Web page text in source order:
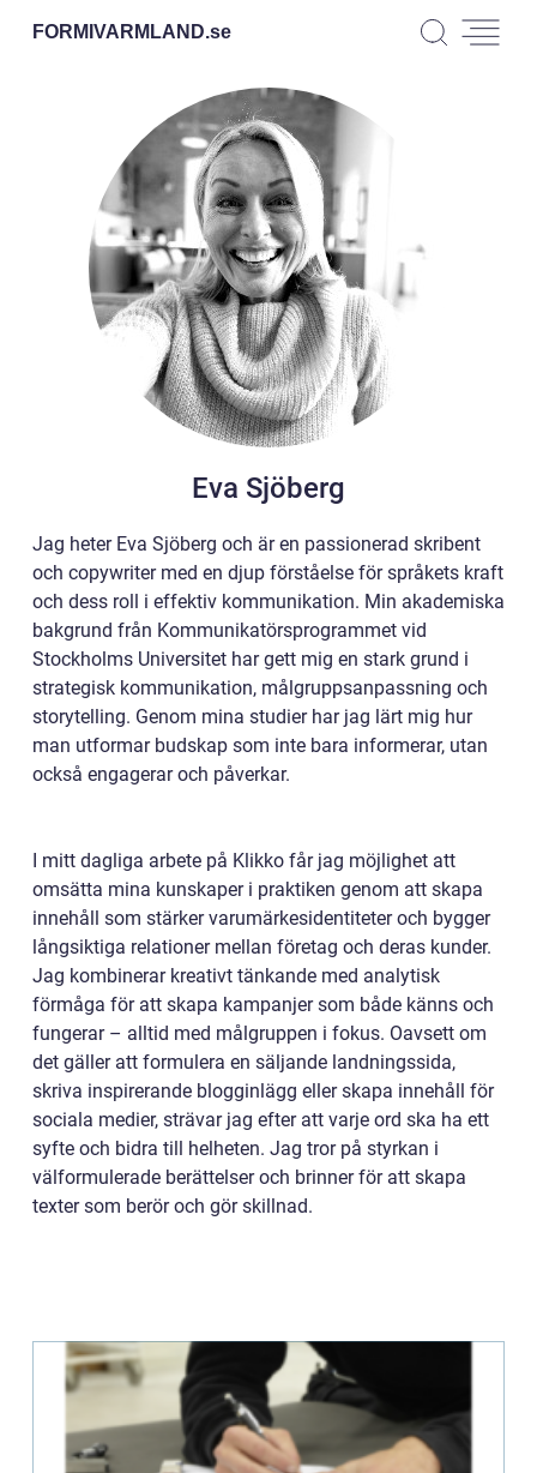
FORMIVARMLAND.se
Eva Sjöberg
Jag heter Eva Sjöberg och är en passionerad skribent
och copywriter med en djup förståelse för språkets kraft
och dess roll i effektiv kommunikation. Min akademiska
bakgrund från Kommunikatörsprogrammet vid
Stockholms Universitet har gett mig en stark grund i
strategisk kommunikation, målgruppsanpassning och
storytelling. Genom mina studier har jag lärt mig hur
man utformar budskap som inte bara informerar, utan
också engagerar och påverkar.
I mitt dagliga arbete på Klikko får jag möjlighet att
omsätta mina kunskaper i praktiken genom att skapa
innehåll som stärker varumärkesidentiteter och bygger
långsiktiga relationer mellan företag och deras kunder.
Jag kombinerar kreativt tänkande med analytisk
förmåga för att skapa kampanjer som både känns och
fungerar – alltid med målgruppen i fokus. Oavsett om
det gäller att formulera en säljande landningssida,
skriva inspirerande blogginlägg eller skapa innehåll för
sociala medier, strävar jag efter att varje ord ska ha ett
syfte och bidra till helheten. Jag tror på styrkan i
välformulerade berättelser och brinner för att skapa
texter som berör och gör skillnad.